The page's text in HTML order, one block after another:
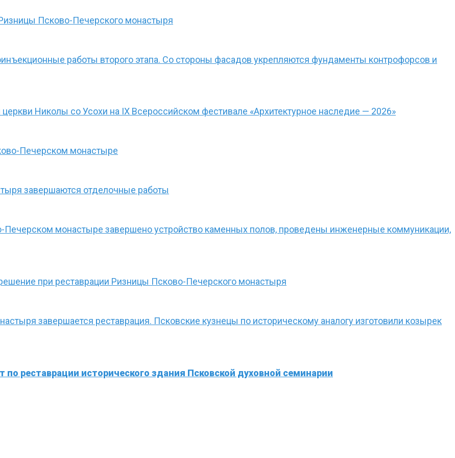
Псково-Печерского монастыря
работы второго этапа. Со стороны фасадов укрепляются фундаменты контрофорсов и
Николы со Усохи на IX Всероссийском фестивале «Архитектурное наследие — 2026»
Печерском монастыре
завершаются отделочные работы
Печерском монастыре завершено устройство каменных полов, проведены инженерные коммуникации,
при реставрации Ризницы Псково-Печерского монастыря
завершается реставрация. Псковские кузнецы по историческому аналогу изготовили козырек
реставрации исторического здания Псковской духовной семинарии